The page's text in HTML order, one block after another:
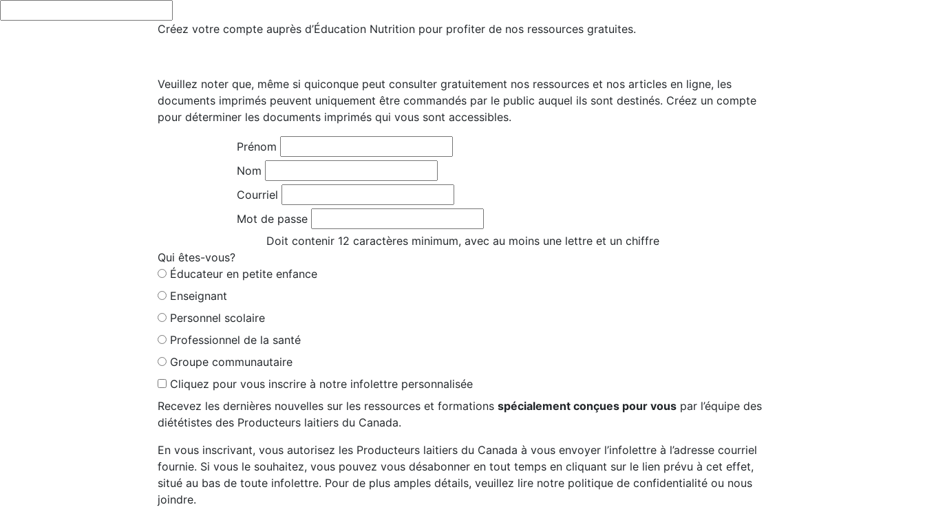
Créez votre compte auprès d’Éducation Nutrition pour profiter de nos ressources gratuites.
Veuillez noter que, même si quiconque peut consulter gratuitement nos ressources et nos articles en ligne, les
documents imprimés peuvent uniquement être commandés par le public auquel ils sont destinés. Créez un compte
pour déterminer les documents imprimés qui vous sont accessibles.
Prénom
Nom
Courriel
Mot de passe
Doit contenir 12 caractères minimum, avec au moins une lettre et un chiffre
Qui êtes-vous?
Éducateur en petite enfance
Enseignant
Personnel scolaire
Professionnel de la santé
Groupe communautaire
Cliquez pour vous inscrire à notre infolettre personnalisée
Recevez les dernières nouvelles sur les ressources et formations spécialement conçues pour vous par l’équipe des
diététistes des Producteurs laitiers du Canada.
En vous inscrivant, vous autorisez les Producteurs laitiers du Canada à vous envoyer l’infolettre à l’adresse courriel
fournie. Si vous le souhaitez, vous pouvez vous désabonner en tout temps en cliquant sur le lien prévu à cet effet,
situé au bas de toute infolettre. Pour de plus amples détails, veuillez lire notre politique de confidentialité ou nous
joindre.